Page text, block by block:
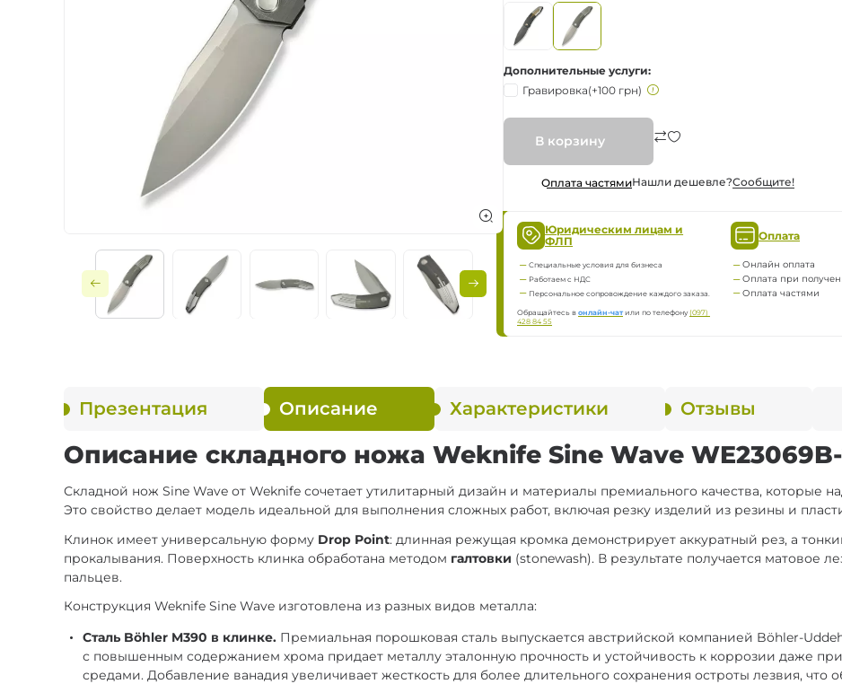
Ножи по типу замка
Ножи по назначению
Дополнительные услуги
Гравировка(+100 грн)
В корзину
Оплата частямиНашли дешевле?Сообщите!
Юридическим лицам и
ФЛП
Специальные условия для бизнеса
Работаем с НДС
Персональное сопровождение каждого заказа.
Обращайтесь вонлайн-чатили по телефону(097)
428 84 55
Оплата
Онлайн оплата
Оплата при
Оплата частями
Презентация Описание Характеристики Отзывы
Описание складного ножа Weknife Sine Wave
Складной нож Sine Wave от Weknife сочетает утилитарный дизайн и материалы премиального качества, которые
Это свойство делает модель идеальной для выполнения сложных работ, включая резку изделий из резины и
Клинок имеет универсальную форму Drop Point: длинная режущая кромка демонстрирует аккуратный рез, а
прокалывания. Поверхность клинка обработана методом галтовки (stonewash). В результате получается матовое
пальцев.
Конструкция Weknife Sine Wave изготовлена из разных видов металла:
Сталь Böhler M390 в клинке. Премиальная порошковая сталь выпускается австрийской компанией Böhler-
с повышенным содержанием хрома придает металлу эталонную прочность и устойчивость к коррозии даже
средами. Добавление ванадия увеличивает жесткость для более длительного сохранения остроты лезвия, что